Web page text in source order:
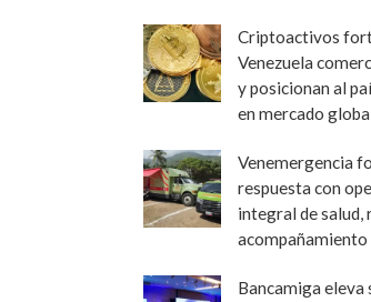
Criptoactivos
Venezuela
y posicionan al
en mercado
Venemergencia
respuesta con
integral de salud,
acompañamiento
Bancamiga eleva